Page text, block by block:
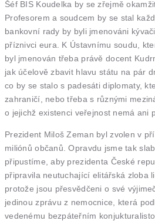
Šéf BIS Koudelka by se zřejmě
Profesorem a soudcem by se stal
bankovní rady by byli jmenováni
příznivci eura. K Ústavnímu soudu,
byl jmenován třeba právě docent
jak účelově zbavit hlavu státu na pár
co by se stalo s padesáti diplomaty,
zahraničí, nebo třeba s různými
o jejichž existenci veřejnost nemá ani
Prezident Miloš Zeman byl zvolen v
miliónů občanů. Opravdu jsme tak
připustíme, aby prezidenta České
připravila neutuchající elitářská zloba
protože jsou přesvědčeni o své
jedinou zprávu z nemocnice, která
vedenému bezpáteřním